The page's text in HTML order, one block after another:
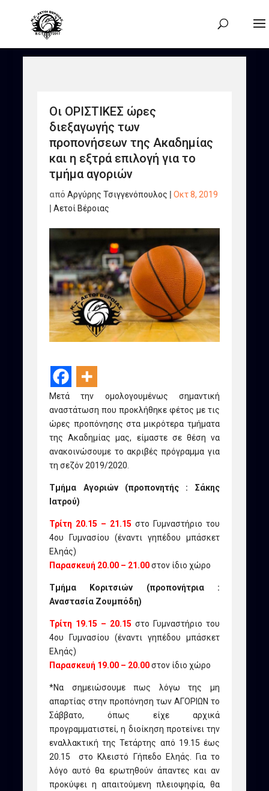
Οι ΟΡΙΣΤΙΚΕΣ ώρες
διεξαγωγής των
προπονήσεων της Ακαδημίας
και η εξτρά επιλογή για το
τμήμα αγοριών
απόΑργύρης Τσιγγενόπουλος |Οκτ 8, 2019
|Αετοί Βέροιας
Μετά την ομολογουμένως σημαντική
αναστάτωση που προκλήθηκε φέτος με τις
ώρες προπόνησης στα μικρότερα τμήματα
της Ακαδημίας μας, είμαστε σε θέση να
ανακοινώσουμε το ακριβές πρόγραμμα για
τη σεζόν 2019/2020.
Τμήμα Αγοριών (προπονητής : Σάκης
Ιατρού)
Τρίτη 20.15 – 21.15 στο Γυμναστήριο του
4ου Γυμνασίου (έναντι γηπέδου μπάσκετ
Εληάς)
Παρασκευή 20.00 – 21.00 στον ίδιο χώρο
Τμήμα Κοριτσιών (προπονήτρια :
Αναστασία Ζουμπόδη)
Τρίτη 19.15 – 20.15 στο Γυμναστήριο του
4ου Γυμνασίου (έναντι γηπέδου μπάσκετ
Εληάς)
Παρασκευή 19.00 – 20.00στον ίδιο χώρο
*Να σημειώσουμε πως λόγω της μη
απαρτίας στην προπόνηση των ΑΓΟΡΙΩΝ το
Σάββατο, όπως είχε αρχικά
προγραμματιστεί, η διοίκηση προτείνει την
εναλλακτική της Τετάρτης από 19.15 έως
20.15 στο Κλειστό Γήπεδο Εληάς. Για το
λόγο αυτό θα ερωτηθούν άπαντες και αν
προκύψει η απαιτούμενη πλειοψηφία, θα